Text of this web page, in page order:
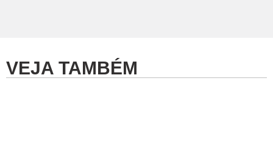
VEJA TAMBÉM